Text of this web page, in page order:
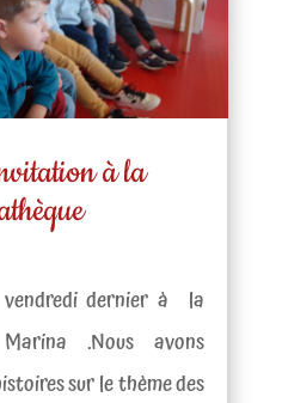
à la
dernier à la
.Nous avons
sur le thème des